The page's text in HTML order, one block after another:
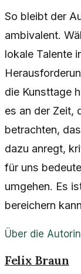
So bleibt der
ambivalent.
lokale Talente
die Kunsttage
es an der Zeit,
betrachten,
dazu anregt,
für uns
umgehen. Es
bereichern
Über die Autorin
Felix Braun